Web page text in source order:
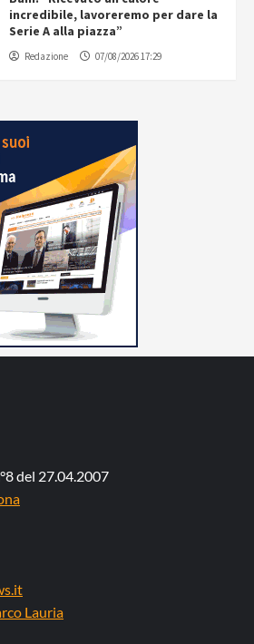
incredibile, lavoreremo per dare la
Serie A alla piazza”
Redazione 07/08/2026 17:29
del 27.04.2007
Lauria